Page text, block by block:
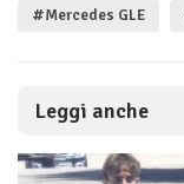
#Mercedes GLE
Leggi anche